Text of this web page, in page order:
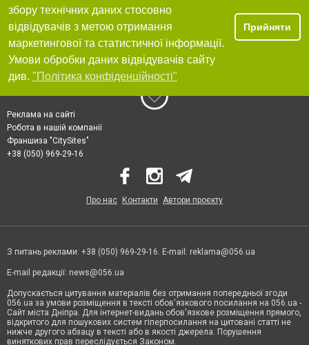
збору технічних даних стосовно
відвідувачів з метою отримання
маркетингової та статистичної інформації.
Умови обробки даних відвідувачів сайту
див. "Політика конфіденційності"
Прийняти
Реклама на сайті
Робота в нашій компанії
Франшиза "CitySites"
+38 (050) 969-29-16
Про нас Контакти Автори проєкту
З питань реклами: +38 (050) 969-29-16. E-mail: reklama@056.ua
E-mail редакції: news@056.ua
Допускається цитування матеріалів без отримання попередньої згоди
056.ua за умови розміщення в тексті обов'язкового посилання на 056.ua -
Сайт міста Дніпра. Для інтернет-видань обов'язкове розміщення прямого,
відкритого для пошукових систем гіперпосилання на цитовані статті не
нижче другого абзацу в тексті або в якості джерела. Порушення
виняткових прав переслідується Законом.